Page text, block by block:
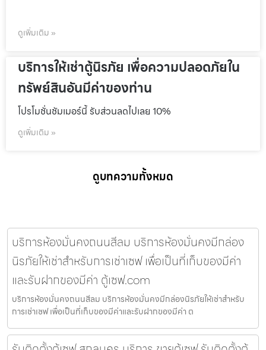
ดูเพิ่มเติม »
บริการให้เช่าตู้นิรภัย เพื่อความปลอดภัยใน
ทรัพย์สินอันมีค่าของท่าน
โปรโมชั่นชัมเมอร์นี้ รับส่วนลดไปเลย 10%
ดูเพิ่มเติม »
ดูบทความทั้งหมด
บริการห้องมั่นคงถนนสีลม บริการห้องมั่นคงมีกล่อง
นิรภัยให้เช่าสำหรับการเช่าเซฟ เพื่อเป็นที่เก็บของมีค่า
และรับฝากของมีค่า ตู้เซฟ.com
บริการห้องมั่นคงถนนสีลม บริการห้องมั่นคงมีกล่องนิรภัยให้เช่าสำหรับ
การเช่าเซฟ เพื่อเป็นที่เก็บของมีค่าและรับฝากของมีค่า ต